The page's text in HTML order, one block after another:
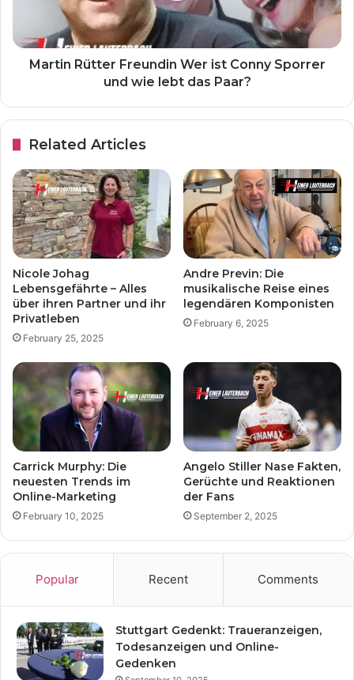
Martin Rütter Freundin Wer ist Conny Sporrer
und wie lebt das Paar?
Related Articles
Nicole Johag
Lebensgefährte – Alles
über ihren Partner und ihr
Privatleben
February 25, 2025
Andre Previn: Die
musikalische Reise eines
legendären Komponisten
February 6, 2025
Carrick Murphy: Die
neuesten Trends im
Online-Marketing
February 10, 2025
Angelo Stiller Nase Fakten,
Gerüchte und Reaktionen
der Fans
September 2, 2025
Popular Recent Comments
Stuttgart Gedenkt: Traueranzeigen,
Todesanzeigen und Online-
Gedenken